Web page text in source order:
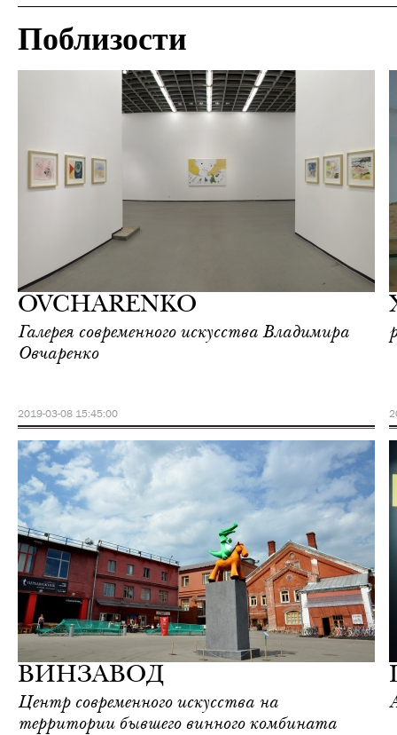
Поблизости
OVCHARENKO
Галерея современного искусства Владимира
Овчаренко
2019-03-08 15:45:00
ВИНЗАВОД
Центр современного искусства на
территории бывшего винного комбината
среда